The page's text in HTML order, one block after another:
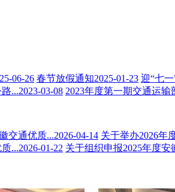
06-26 春节放假通知2025-01-23 迎“七
...2023-03-08 2023年度第一期交通运
交通优质...2026-04-14 关于举办2026年
...2026-01-22 关于组织申报2025年度安